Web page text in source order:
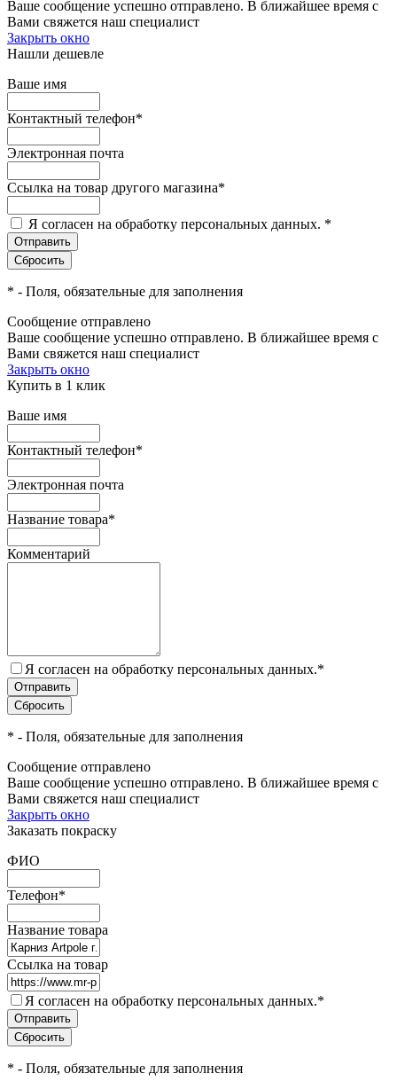
Ваше сообщение успешно отправлено. В ближайшее время с
Вами свяжется наш специалист
Закрыть окно
Нашли дешевле
Ваше имя
Контактный телефон*
Электронная почта
Ссылка на товар другого магазина*
Я согласен на обработку персональных данных. *
* - Поля, обязательные для заполнения
Сообщение отправлено
Ваше сообщение успешно отправлено. В ближайшее время с
Вами свяжется наш специалист
Закрыть окно
Купить в 1 клик
Ваше имя
Контактный телефон*
Электронная почта
Название товара*
Комментарий
Я согласен на обработку персональных данных.*
* - Поля, обязательные для заполнения
Сообщение отправлено
Ваше сообщение успешно отправлено. В ближайшее время с
Вами свяжется наш специалист
Закрыть окно
Заказать покраску
ФИО
Телефон*
Название товара
Ссылка на товар
Я согласен на обработку персональных данных.*
* - Поля, обязательные для заполнения